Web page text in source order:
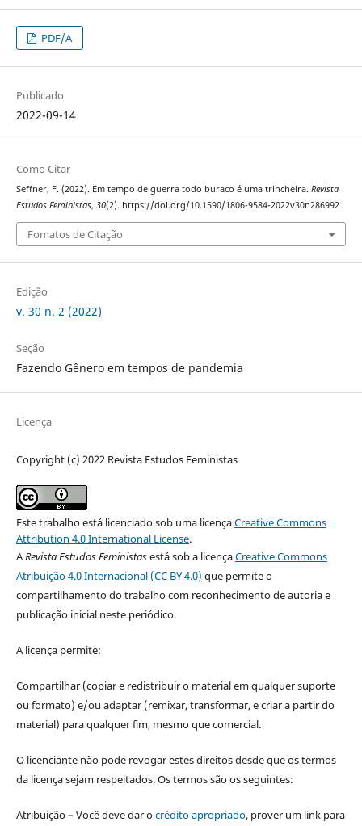
PDF/A
Publicado
2022-09-14
Como Citar
Seffner, F. (2022). Em tempo de guerra todo buraco é uma trincheira. Revista
Estudos Feministas, 30(2). https://doi.org/10.1590/1806-9584-2022v30n286992
Fomatos de Citação
Edição
v. 30 n. 2 (2022)
Seção
Fazendo Gênero em tempos de pandemia
Licença
Copyright (c) 2022 Revista Estudos Feministas
Este trabalho está licenciado sob uma licençaCreative Commons
Attribution 4.0 International License.
ARevista Estudos Feministasestá sob a licençaCreative Commons
Atribuição 4.0 Internacional (CC BY 4.0) que permite o
compartilhamento do trabalho com reconhecimento de autoria e
publicação inicial neste periódico.
A licença permite:
Compartilhar (copiar e redistribuir o material em qualquer suporte
ou formato) e/ou adaptar (remixar, transformar, e criar a partir do
material) para qualquer fim, mesmo que comercial.
O licenciante não pode revogar estes direitos desde que os termos
da licença sejam respeitados. Os termos são os seguintes:
Atribuição – Você deve dar ocrédito apropriado, prover um link para